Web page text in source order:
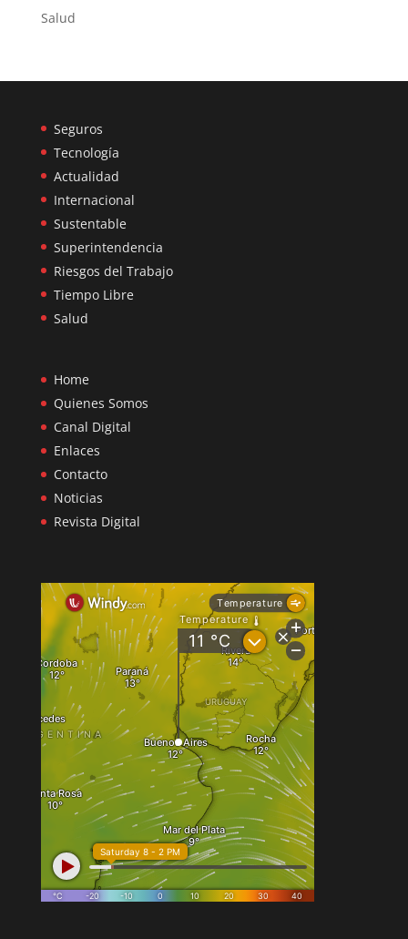
Salud
Seguros
Tecnología
Actualidad
Internacional
Sustentable
Superintendencia
Riesgos del Trabajo
Tiempo Libre
Salud
Home
Quienes Somos
Canal Digital
Enlaces
Contacto
Noticias
Revista Digital